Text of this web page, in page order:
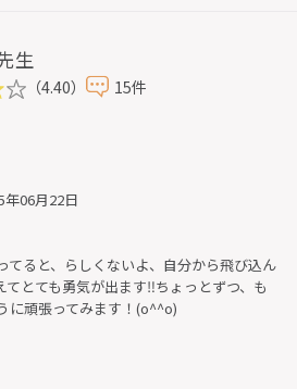
生
（4.40） 15件
年06月22日
てると、らしくないよ、自分から飛び込ん
てとても勇気が出ます‼︎ちょっとずつ、も
に頑張ってみます！(o^^o)